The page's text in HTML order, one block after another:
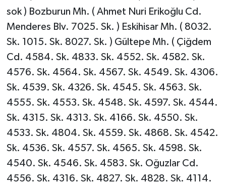
sok ) Bozburun Mh. ( Ahmet Nuri Erikoğlu Cd.
Menderes Blv. 7025. Sk. ) Eskihisar Mh. ( 8032.
Sk. 1015. Sk. 8027. Sk. ) Gültepe Mh. ( Çiğdem
Cd. 4584. Sk. 4833. Sk. 4552. Sk. 4582. Sk.
4576. Sk. 4564. Sk. 4567. Sk. 4549. Sk. 4306.
Sk. 4539. Sk. 4326. Sk. 4545. Sk. 4563. Sk.
4555. Sk. 4553. Sk. 4548. Sk. 4597. Sk. 4544.
Sk. 4315. Sk. 4313. Sk. 4166. Sk. 4550. Sk.
4533. Sk. 4804. Sk. 4559. Sk. 4868. Sk. 4542.
Sk. 4536. Sk. 4557. Sk. 4565. Sk. 4598. Sk.
4540. Sk. 4546. Sk. 4583. Sk. Oğuzlar Cd.
4556. Sk. 4316. Sk. 4827. Sk. 4828. Sk. 4114.